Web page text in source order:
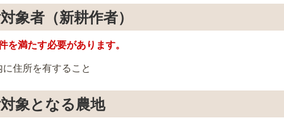
象者（新耕作者）
を満たす必要があります。
に住所を有すること
象となる農地